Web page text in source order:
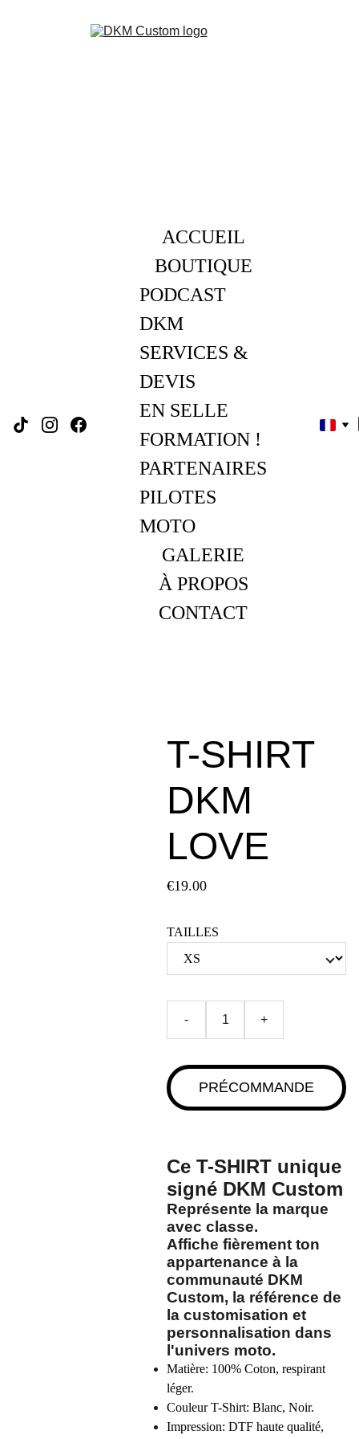
ACCUEIL
BOUTIQUE
PODCAST
DKM
SERVICES &
DEVIS
EN SELLE
FORMATION !
PARTENAIRES
PILOTES
MOTO
GALERIE
À PROPOS
CONTACT
T-SHIRT
DKM
LOVE
€19.00
TAILLES
- +
PRÉCOMMANDE
Ce T-SHIRT unique
signé DKM Custom
Représente la marque
avec classe.
Affiche fièrement ton
appartenance à la
communauté DKM
Custom, la référence de
la customisation et
personnalisation dans
l'univers moto.
Matière: 100% Coton, respirant
léger.
Couleur T-Shirt: Blanc, Noir.
Impression: DTF haute qualité,